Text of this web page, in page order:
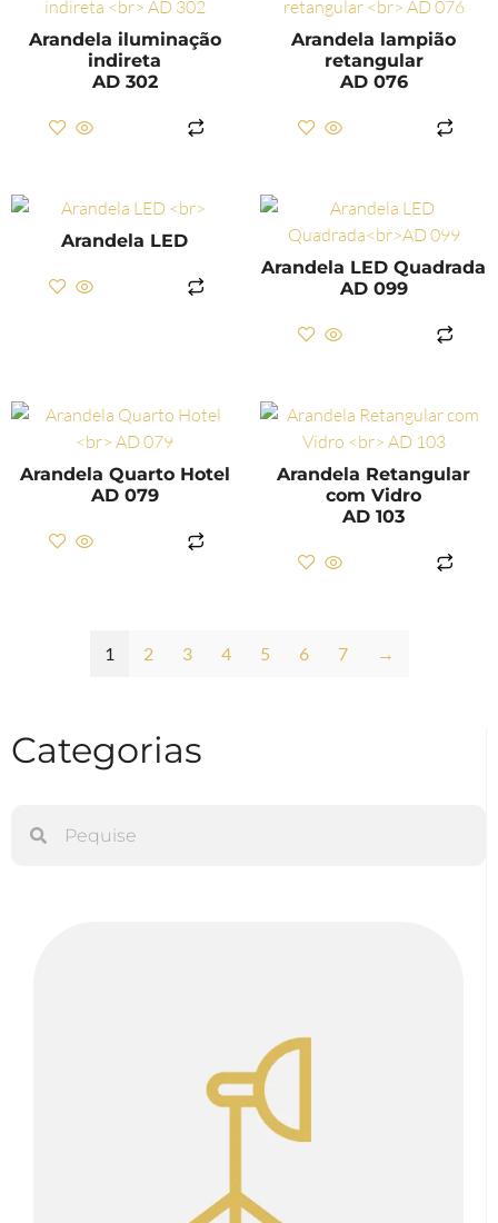
Categorias
Arandela iluminação
indireta
AD 302
Arandela lampião
retangular
AD 076
Arandela LED
Arandela LED Quadrada
AD 099
Arandela Quarto Hotel
AD 079
Arandela Retangular
com Vidro
AD 103
1 2 3 4 5 6 7 →